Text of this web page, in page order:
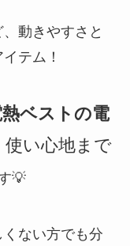
動きやすさと
テム！
ベストの電
い心地まで
💡
ない方でも分